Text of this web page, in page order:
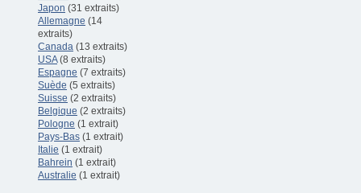
Japon (31 extraits)
Allemagne (14
extraits)
Canada (13 extraits)
USA(8 extraits)
Espagne (7 extraits)
Suède (5 extraits)
Suisse (2 extraits)
Belgique (2 extraits)
Pologne (1 extrait)
Pays-Bas (1 extrait)
Italie (1 extrait)
Bahrein (1 extrait)
Australie (1 extrait)